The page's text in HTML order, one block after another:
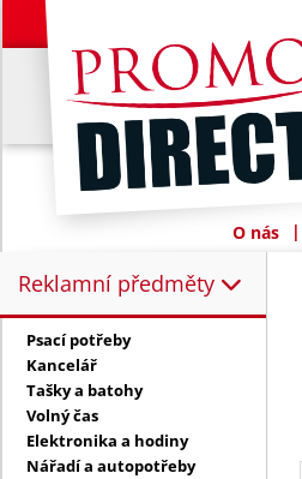
O nás |
Reklamní předměty
Reklamní předměty:
Psací potřeby
Kancelář
Tašky a batohy
Volný čas
Elektronika a hodiny
Nářadí a autopotřeby